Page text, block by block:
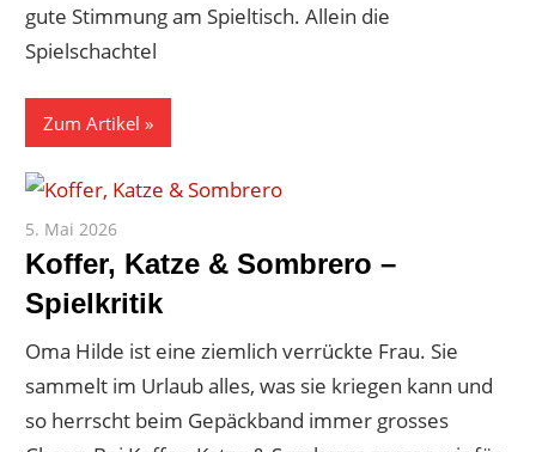
gute Stimmung am Spieltisch. Allein die
Spielschachtel
Zum Artikel
5. Mai 2026
Koffer, Katze & Sombrero –
Spielkritik
Oma Hilde ist eine ziemlich verrückte Frau. Sie
sammelt im Urlaub alles, was sie kriegen kann und
so herrscht beim Gepäckband immer grosses